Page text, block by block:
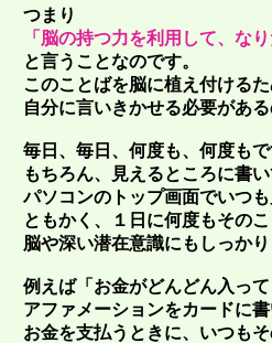
つまり
「脳の持つ力を利用して、な
と言うことなのです。
このことばを脳に植え付ける
自分に言いきかせる必要があ
毎日、毎日、何度も、何度も
もちろん、見えるところに書
パソコンのトップ画面でいつ
ともかく、１日に何度もその
脳や深い潜在意識にもしっか
例えば「お金がどんどん入っ
アファメーションをカードに
お金を支払うときに、いつも